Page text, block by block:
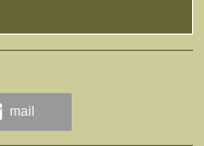
mail